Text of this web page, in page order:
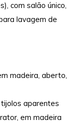
com salão único,
lavagem de
madeira, aberto,
aparentes
em madeira